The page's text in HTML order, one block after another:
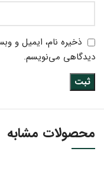
ذخیره نام، ایمیل و
دیدگاهی می‌نویسم.
محصولات مشابه